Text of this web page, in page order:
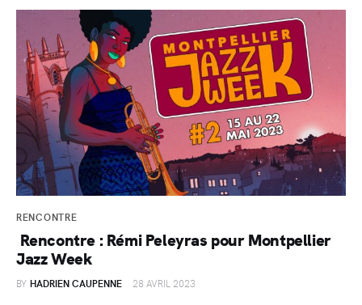
RENCONTRE
Rencontre : Rémi Peleyras pour Montpellier
Jazz Week
BY HADRIEN CAUPENNE 28 AVRIL 2023